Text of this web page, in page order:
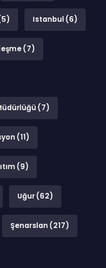
Istanbul(6)
(7)
(7)
(11)
(9)
Uğur(62)
Şenarslan(217)